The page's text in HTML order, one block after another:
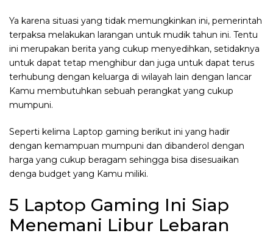
Ya karena situasi yang tidak memungkinkan ini, pemerintah
terpaksa melakukan larangan untuk mudik tahun ini. Tentu
ini merupakan berita yang cukup menyedihkan, setidaknya
untuk dapat tetap menghibur dan juga untuk dapat terus
terhubung dengan keluarga di wilayah lain dengan lancar
Kamu membutuhkan sebuah perangkat yang cukup
mumpuni.
Seperti kelima Laptop gaming berikut ini yang hadir
dengan kemampuan mumpuni dan dibanderol dengan
harga yang cukup beragam sehingga bisa disesuaikan
denga budget yang Kamu miliki.
5 Laptop Gaming Ini Siap
Menemani Libur Lebaran